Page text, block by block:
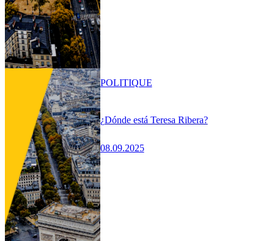
¿Dónde está Teresa Ribera?
08.09.2025
POLITIQUE